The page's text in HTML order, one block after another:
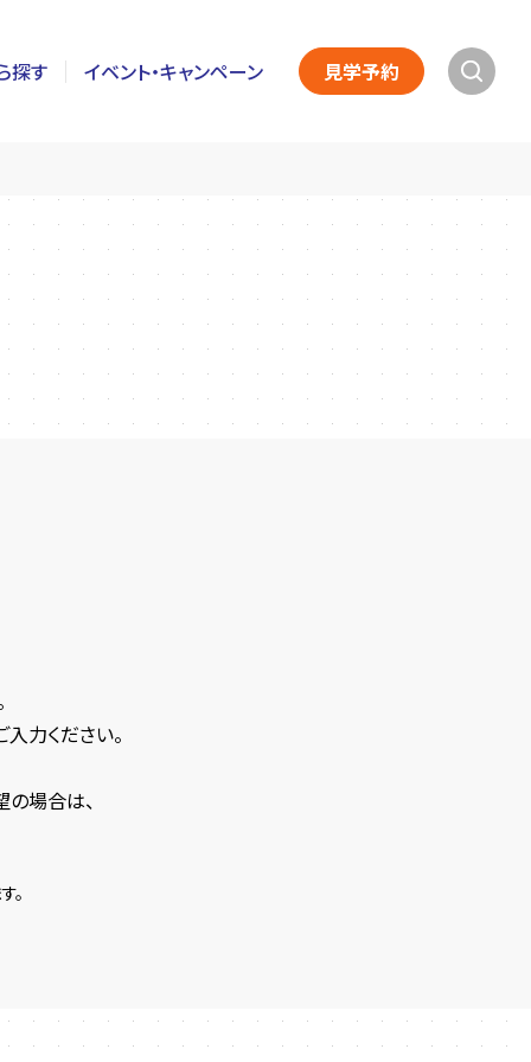
探す イベント・キャンペーン 見学予約
力ください。
場合は、
。